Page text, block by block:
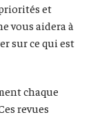
et
vous aidera à
sur ce qui est
chaque
revues